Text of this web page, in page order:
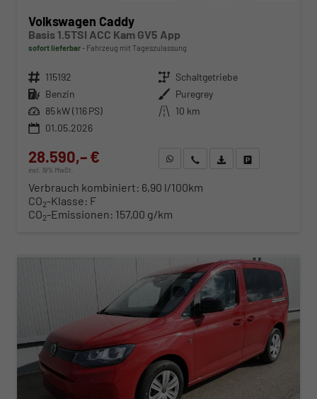
Volkswagen Caddy
Basis 1.5TSI ACC Kam GV5 App
sofort lieferbar Fahrzeug mit Tageszulassung
Fahrzeugnr. 115192 Getriebe Schaltgetriebe
Kraftstoff Benzin Außenfarbe Puregrey
Leistung 85 kW (116 PS) Kilometerstand 10 km
01.05.2026
28.590,– €
incl. 19% MwSt.
WhatsApp anfragen
Wir rufen Sie anFahrzeugexposé (PDF)
Verbrauch kombiniert: 6,90 l/100km
CO2-Klasse: F
CO2-Emissionen: 157,00 g/km